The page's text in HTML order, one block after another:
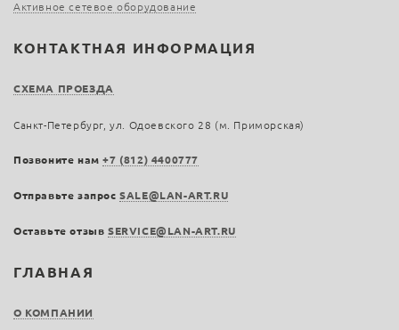
ГЛАВНАЯ
О КОМПАНИИ
Активное сетевое оборудование
КОНТАКТНАЯ ИНФОРМАЦИЯ
СХЕМА ПРОЕЗДА
Санкт-Петербург, ул. Одоевского 28 (м. Приморская)
Позвоните нам+7 (812) 4400777
Отправьте запросSALE@LAN-ART.RU
Оставьте отзыв SERVICE@LAN-ART.RU